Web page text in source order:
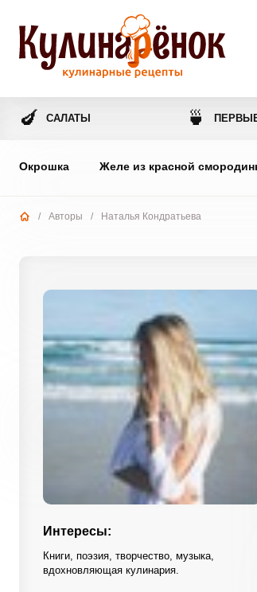
🍆 САЛАТЫ 🍵
Окрошка Желе из красной
/ Авторы / Наталья Кондратьева
Интересы:
Книги, поэзия, творчество, музыка,
вдохновляющая кулинария.